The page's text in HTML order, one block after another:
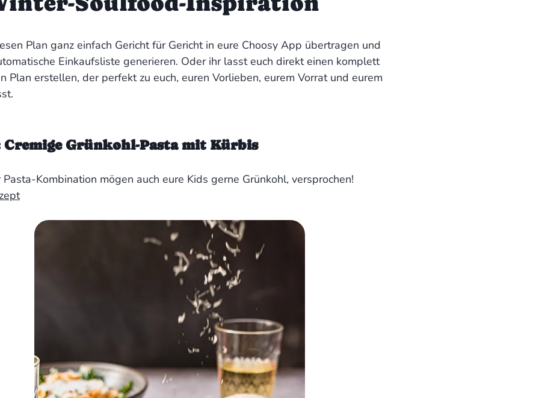
Plan ganz einfach Gericht für Gericht in eure Choosy App übertragen und
Einkaufsliste generieren. Oder ihr lasst euch direkt einen komplett
Plan erstellen, der perfekt zu euch, euren Vorlieben, eurem Vorrat und eurem
Cremige Grünkohl-Pasta mit Kürbis
Kombination mögen auch eure Kids gerne Grünkohl, versprochen!